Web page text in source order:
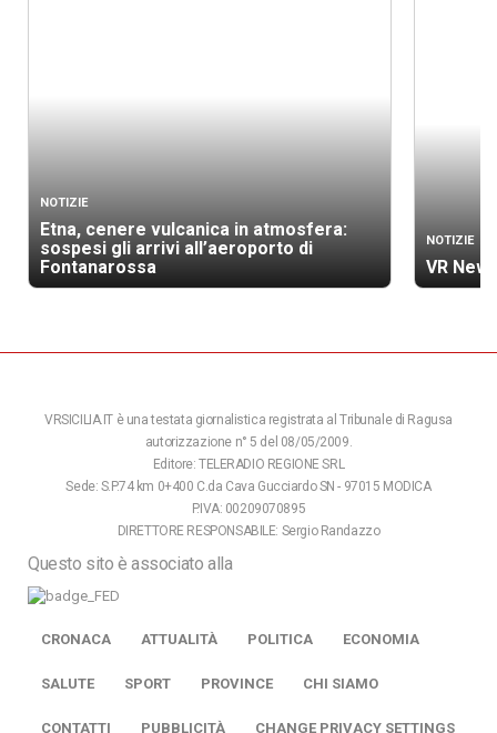
NOTIZIE
Etna, cenere vulcanica in atmosfera:
sospesi gli arrivi all’aeroporto di
Fontanarossa
NOTIZIE
VR
VRSICILIA.IT è una testata giornalistica registrata al Tribunale di Ragusa
autorizzazione n° 5 del 08/05/2009.
Editore: TELERADIO REGIONE SRL
Sede: S.P.74 km 0+400 C.da Cava Gucciardo SN - 97015 MODICA
P.IVA: 00209070895
DIRETTORE RESPONSABILE: Sergio Randazzo
Questo sito è associato alla
CRONACA ATTUALITÀ POLITICA ECONOMIA
SALUTE SPORT PROVINCE CHI SIAMO
CONTATTI PUBBLICITÀ CHANGE PRIVACY SETTINGS